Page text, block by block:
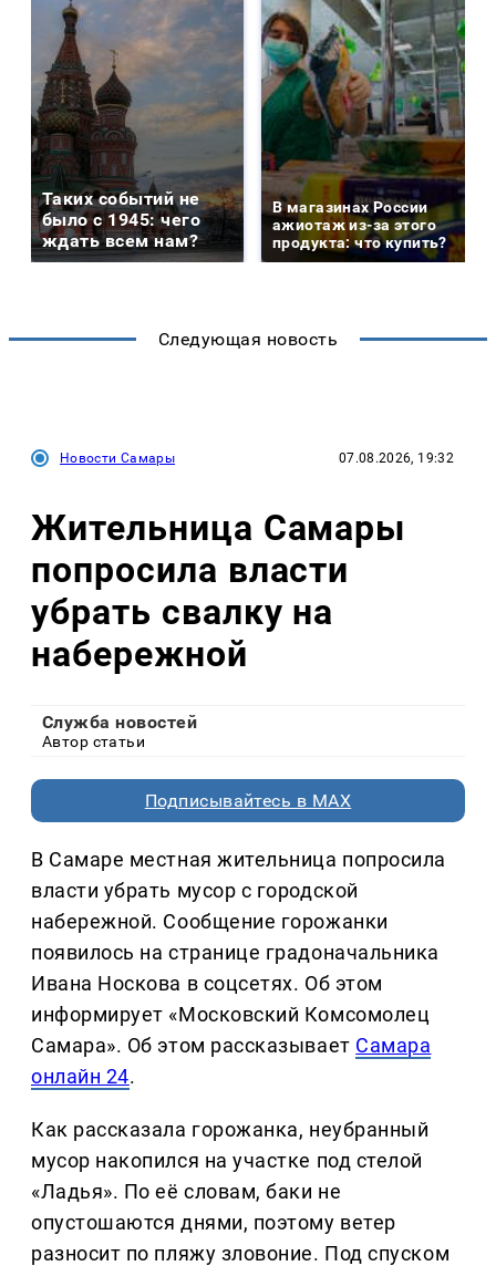
Таких событий не
было с 1945: чего
ждать всем нам?
В магазинах России
ажиотаж из-за этого
продукта: что купить?
Следующая новость
Новости Самары 07.08.2026, 19:32
Жительница Самары
попросила власти
убрать свалку на
набережной
Служба новостей
Автор статьи
Подписывайтесь в MAX
В Самаре местная жительница попросила
власти убрать мусор с городской
набережной. Сообщение горожанки
появилось на странице градоначальника
Ивана Носкова в соцсетях. Об этом
информирует «Московский Комсомолец
Самара». Об этом рассказывает Самара
онлайн 24.
Как рассказала горожанка, неубранный
мусор накопился на участке под стелой
«Ладья». По её словам, баки не
опустошаются днями, поэтому ветер
разносит по пляжу зловоние. Под спуском